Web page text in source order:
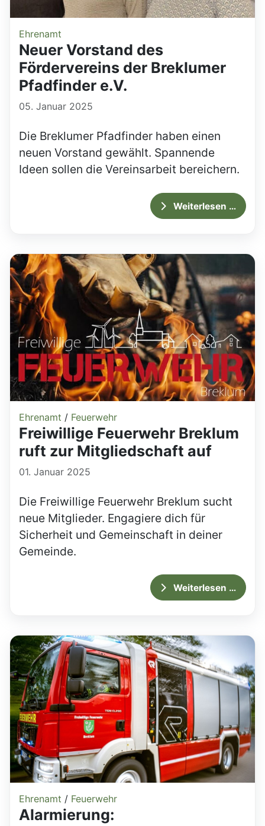
Ehrenamt
Neuer Vorstand des
Fördervereins der Breklumer
Pfadfinder e.V.
05. Januar 2025
Die Breklumer Pfadfinder haben einen
neuen Vorstand gewählt. Spannende
Ideen sollen die Vereinsarbeit bereichern.
Weiterlesen …
Ehrenamt / Feuerwehr
Freiwillige Feuerwehr Breklum
ruft zur Mitgliedschaft auf
01. Januar 2025
Die Freiwillige Feuerwehr Breklum sucht
neue Mitglieder. Engagiere dich für
Sicherheit und Gemeinschaft in deiner
Gemeinde.
Weiterlesen …
Ehrenamt / Feuerwehr
Alarmierung: